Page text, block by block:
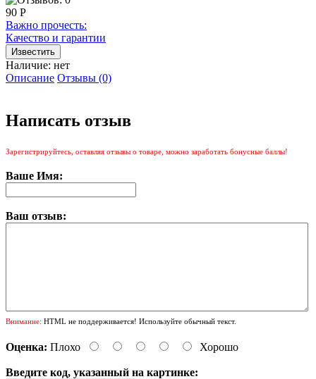
90 Р
Важно прочесть:
Качество и гарантии
Наличие: нет
Описание Отзывы (0)
Написать отзыв
Зарегистрируйтесь, оставляя отзывы о товаре, можно заработать бонусные баллы!
Ваше Имя:
Ваш отзыв:
Внимание: HTML не поддерживается! Используйте обычный текст.
Оценка: Плохо Хорошо
Введите код, указанный на картинке: